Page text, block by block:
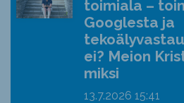
toimiala –
Googlesta ja
ei? Meion
miksi
13.7.2026 15:41